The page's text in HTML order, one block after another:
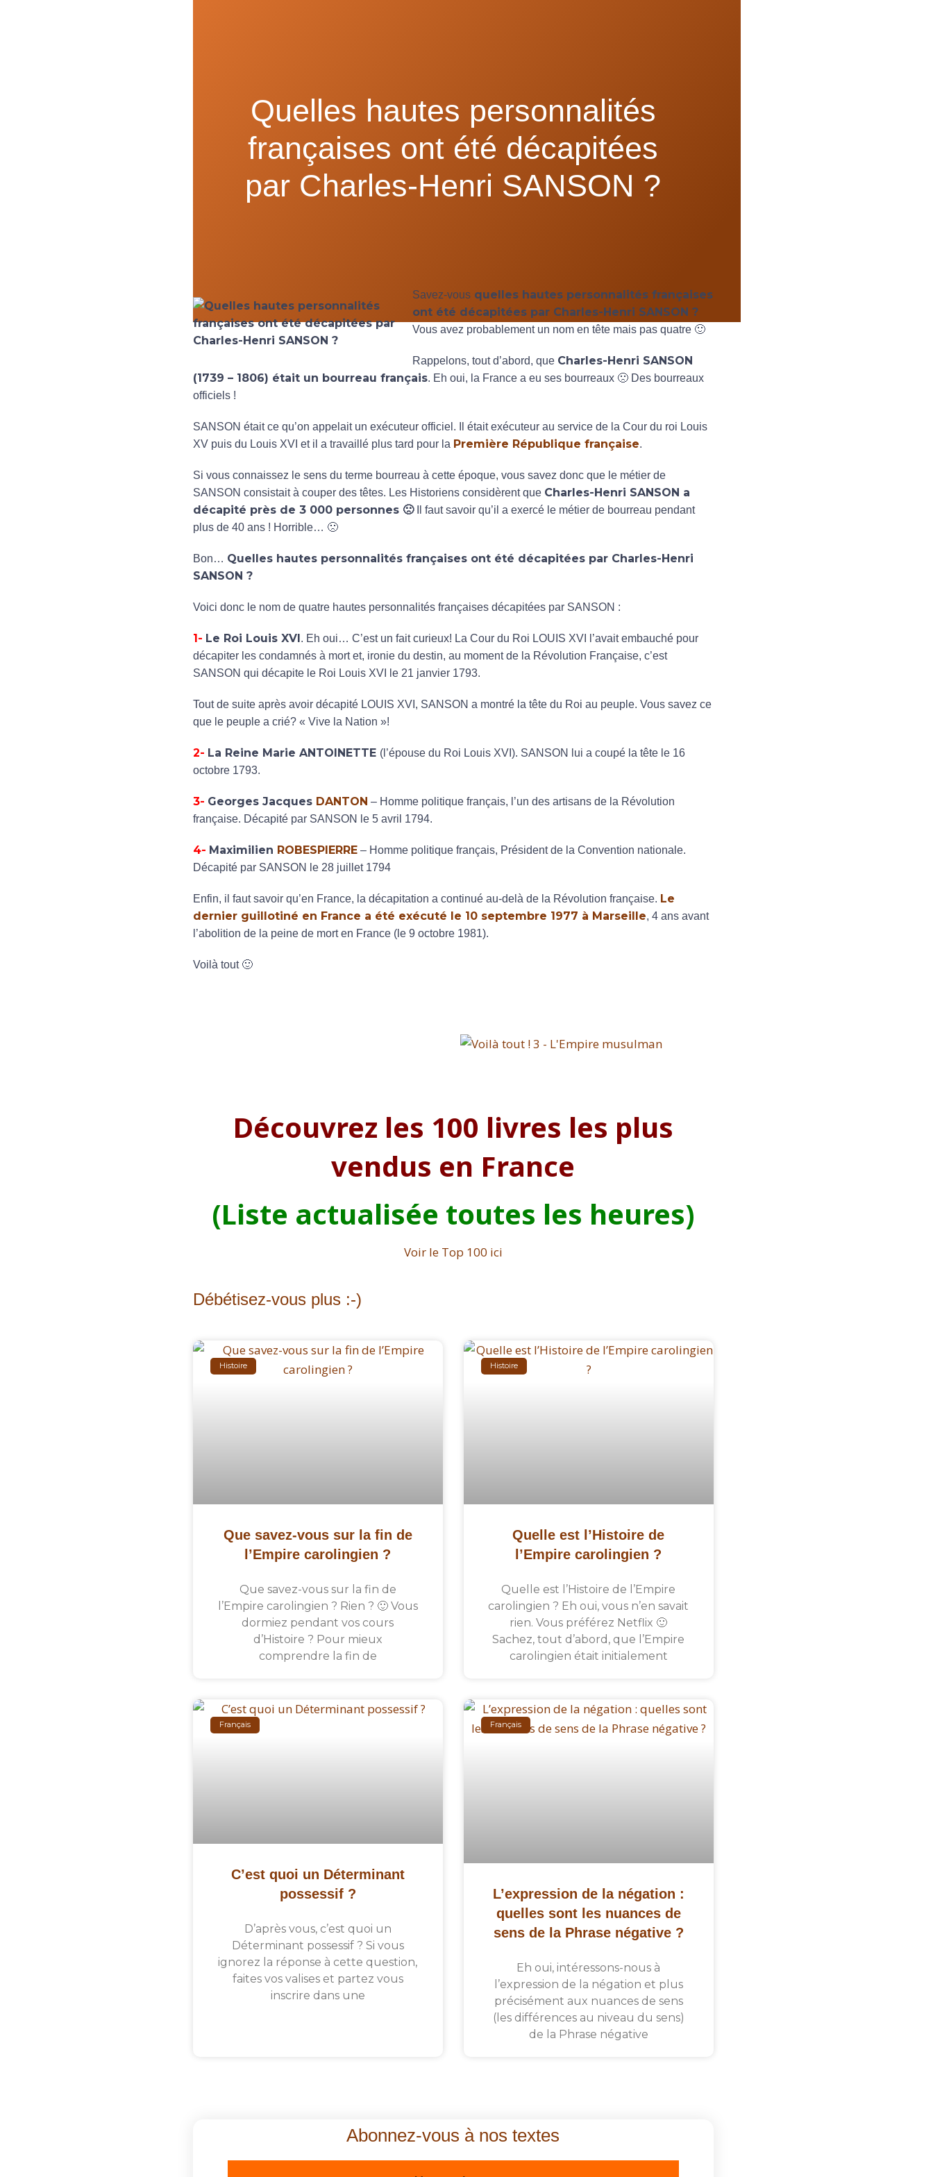
Quelles hautes personnalités
françaises ont été décapitées
par Charles-Henri SANSON ?
Savez-vousquelles hautes personnalités françaises
ont été décapitées par Charles-Henri SANSON ?
Vous avez probablement un nom en tête mais pas quatre 🙂
Rappelons, tout d’abord, que Charles-Henri SANSON
(1739 – 1806) était un bourreau français. Eh oui, la France a eu ses bourreaux 🙁 Des bourreaux
officiels !
SANSON était ce qu’on appelait un exécuteur officiel. Il était exécuteur au service de la Cour du roi Louis
XV puis du Louis XVI et il a travaillé plus tard pour la Première République française.
Si vous connaissez le sens du terme bourreau à cette époque, vous savez donc que le métier de
SANSON consistait à couper des têtes. Les Historiens considèrent que Charles-Henri SANSON a
décapité près de 3 000 personnes 🙁Il faut savoir qu’il a exercé le métier de bourreau pendant
plus de 40 ans ! Horrible… 🙁
Bon… Quelles hautes personnalités françaises ont été décapitées par Charles-Henri
SANSON ?
Voici donc le nom de quatre hautes personnalités françaises décapitées par SANSON :
1- Le Roi Louis XVI. Eh oui… C’est un fait curieux! La Cour du Roi LOUIS XVI l’avait embauché pour
décapiter les condamnés à mort et, ironie du destin, au moment de la Révolution Française, c’est
SANSON qui décapite le Roi Louis XVI le 21 janvier 1793.
Tout de suite après avoir décapité LOUIS XVI, SANSON a montré la tête du Roi au peuple. Vous savez ce
que le peuple a crié? « Vive la Nation »!
2- La Reine Marie ANTOINETTE (l’épouse du Roi Louis XVI). SANSON lui a coupé la tête le 16
octobre 1793.
3- Georges Jacques DANTON – Homme politique français, l’un des artisans de la Révolution
française. Décapité par SANSON le 5 avril 1794.
4- Maximilien ROBESPIERRE– Homme politique français, Président de la Convention nationale.
Décapité par SANSON le 28 juillet 1794
Enfin, il faut savoir qu’en France, la décapitation a continué au-delà de la Révolution française. Le
dernier guillotiné en France a été exécuté le 10 septembre 1977 à Marseille, 4 ans avant
l’abolition de la peine de mort en France (le 9 octobre 1981).
Voilà tout 🙂
Découvrez les 100 livres les plus
vendus en France
(Liste actualisée toutes les heures)
Voir le Top 100 ici
Débétisez-vous plus :-)
Histoire
Que savez-vous sur la fin de
l’Empire carolingien ?
Que savez-vous sur la fin de
l’Empire carolingien ? Rien ? 🙂 Vous
dormiez pendant vos cours
d’Histoire ? Pour mieux
comprendre la fin de
Histoire
Quelle est l’Histoire de
l’Empire carolingien ?
Quelle est l’Histoire de l’Empire
carolingien ? Eh oui, vous n’en savait
rien. Vous préférez Netflix 🙂
Sachez, tout d’abord, que l’Empire
carolingien était initialement
Français
C’est quoi un Déterminant
possessif ?
D’après vous, c’est quoi un
Déterminant possessif ? Si vous
ignorez la réponse à cette question,
faites vos valises et partez vous
inscrire dans une
Français
L’expression de la négation :
quelles sont les nuances de
sens de la Phrase négative ?
Eh oui, intéressons-nous à
l’expression de la négation et plus
précisément aux nuances de sens
(les différences au niveau du sens)
de la Phrase négative
Abonnez-vous à nos textes